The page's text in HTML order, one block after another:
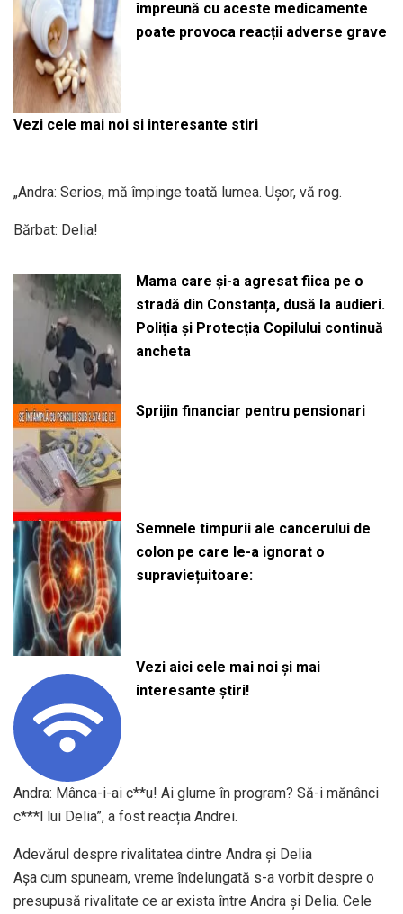
împreună cu aceste medicamente
poate provoca reacții adverse grave
Vezi cele mai noi si interesante stiri
„Andra: Serios, mă împinge toată lumea. Ușor, vă rog.
Bărbat: Delia!
Mama care și-a agresat fiica pe o
stradă din Constanța, dusă la audieri.
Poliția și Protecția Copilului continuă
ancheta
Sprijin financiar pentru pensionari
Semnele timpurii ale cancerului de
colon pe care le-a ignorat o
supraviețuitoare:
Vezi aici cele mai noi și mai
interesante știri!
Andra: Mânca-i-ai c**u! Ai glume în program? Să-i mănânci
c***l lui Delia”, a fost reacția Andrei.
Adevărul despre rivalitatea dintre Andra și Delia
Așa cum spuneam, vreme îndelungată s-a vorbit despre o
presupusă rivalitate ce ar exista între Andra și Delia. Cele